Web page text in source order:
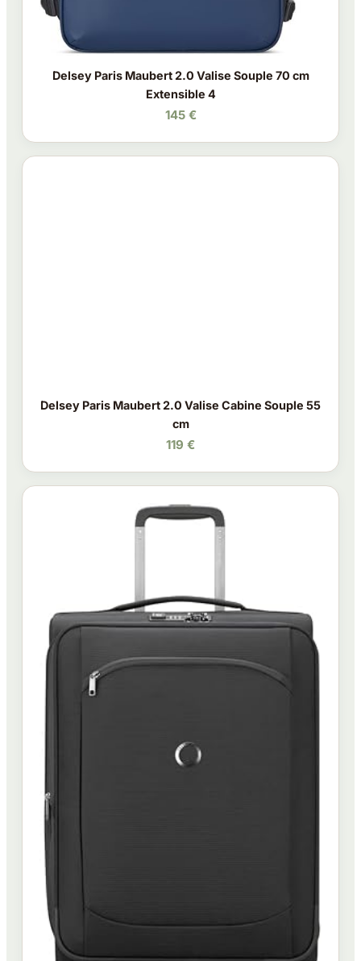
Delsey Paris Maubert 2.0 Valise Souple 70 cm
Extensible 4
145 €
Delsey Paris Maubert 2.0 Valise Cabine Souple 55
cm
119 €